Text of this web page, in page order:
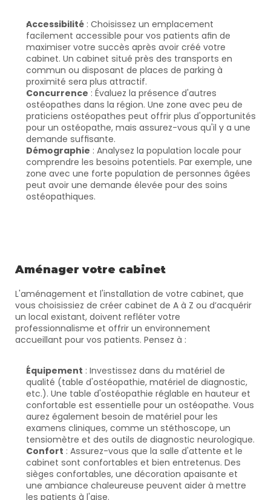
Accessibilité : Choisissez un emplacement
facilement accessible pour vos patients afin de
maximiser votre succès après avoir créé votre
cabinet. Un cabinet situé près des transports en
commun ou disposant de places de parking à
proximité sera plus attractif.
Concurrence : Évaluez la présence d'autres
ostéopathes dans la région. Une zone avec peu de
praticiens ostéopathes peut offrir plus d'opportunités
pour un ostéopathe, mais assurez-vous qu'il y a une
demande suffisante.
Démographie : Analysez la population locale pour
comprendre les besoins potentiels. Par exemple, une
zone avec une forte population de personnes âgées
peut avoir une demande élevée pour des soins
ostéopathiques.
Aménager votre cabinet
L'aménagement et l'installation de votre cabinet, que
vous choisissiez de créer cabinet de A à Z ou d’acquérir
un local existant, doivent refléter votre
professionnalisme et offrir un environnement
accueillant pour vos patients. Pensez à :
Équipement : Investissez dans du matériel de
qualité (table d'ostéopathie, matériel de diagnostic,
etc.). Une table d'ostéopathie réglable en hauteur et
confortable est essentielle pour un ostéopathe. Vous
aurez également besoin de matériel pour les
examens cliniques, comme un stéthoscope, un
tensiomètre et des outils de diagnostic neurologique.
Confort : Assurez-vous que la salle d'attente et le
cabinet sont confortables et bien entretenus. Des
sièges confortables, une décoration apaisante et
une ambiance chaleureuse peuvent aider à mettre
les patients à l'aise.